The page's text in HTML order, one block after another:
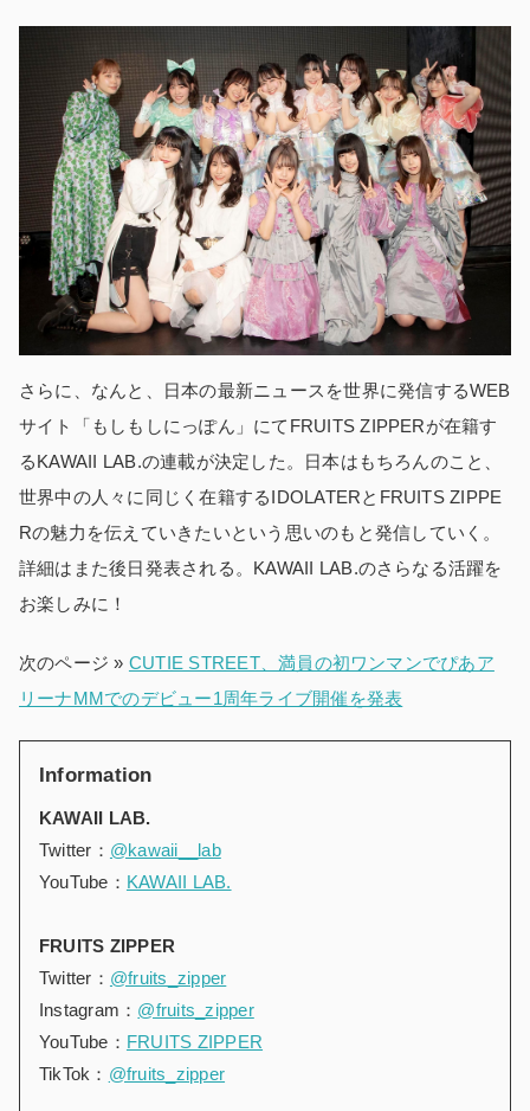
さらに、なんと、日本の最新ニュースを世界に発信するWEB
サイト「もしもしにっぽん」にてFRUITS ZIPPERが在籍す
るKAWAII LAB.の連載が決定した。日本はもちろんのこと、
世界中の人々に同じく在籍するIDOLATERとFRUITS ZIPPE
Rの魅力を伝えていきたいという思いのもと発信していく。
詳細はまた後日発表される。KAWAII LAB.のさらなる活躍を
お楽しみに！
次のページ » CUTIE STREET、満員の初ワンマンでぴあア
リーナMMでのデビュー1周年ライブ開催を発表
Information
KAWAII LAB.
Twitter： @kawaii__lab
YouTube： KAWAII LAB.
FRUITS ZIPPER
Twitter： @fruits_zipper
Instagram： @fruits_zipper
YouTube： FRUITS ZIPPER
TikTok： @fruits_zipper